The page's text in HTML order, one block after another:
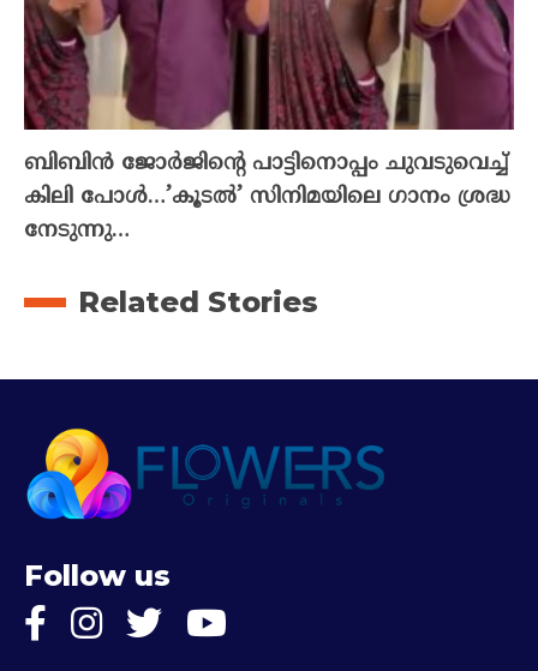
ബിബിൻ ജോർജിന്റെ പാട്ടിനൊപ്പം ചുവടുവെച്ച്
കിലി പോൾ…’കൂടൽ’ സിനിമയിലെ ഗാനം ശ്രദ്ധ
നേടുന്നു…
Related Stories
Follow us